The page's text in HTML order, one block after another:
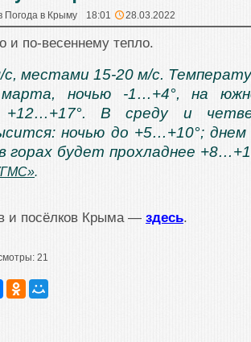
Погода в Крыму 18:01 28.03.2022
и по-весеннему тепло.
местами 15-20 м/с.
ночью -1…+4°, на
+12…+17°. В среду и
ночью до +5…+10°; днем
горах будет прохладнее
.
и посёлков Крыма — здесь.
21